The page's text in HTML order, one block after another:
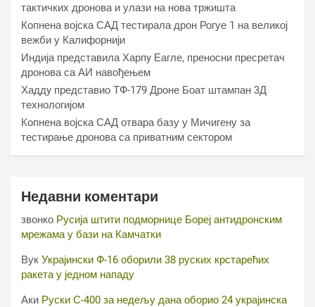
тактичких дронова и улази на нова тржишта
Копнена војска САД тестирала дрон Рогуе 1 на великој
вежби у Калифорнији
Индија представила Харпy Еагле, преносни пресретач
дронова са АИ навођењем
Хаддy представио ТФ-179 Дроне Боат штампан 3Д
технологијом
Копнена војска САД отвара базу у Мичигену за
тестирање дронова са приватним сектором
Недавни коментари
звонко Русија штити подморнице Бореј антидронским
мрежама у бази на Камчатки
Вук Украјински Ф-16 оборили 38 руских крстарећих
ракета у једном нападу
Аки Руски С-400 за недељу дана оборио 24 украјинска